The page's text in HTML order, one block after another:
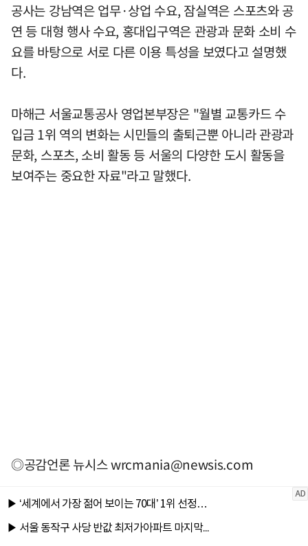
공사는 강남역은 업무·상업 수요, 잠실역은 스포츠와 공
연 등 대형 행사 수요, 홍대입구역은 관광과 문화 소비 수
요를 바탕으로 서로 다른 이용 특성을 보였다고 설명했
다.
마해근 서울교통공사 영업본부장은 "월별 교통카드 수
입금 1위 역의 변화는 시민들의 출퇴근뿐 아니라 관광과
문화, 스포츠, 소비 활동 등 서울의 다양한 도시 활동을
보여주는 중요한 자료"라고 말했다.
◎공감언론 뉴시스wrcmania@newsis.com